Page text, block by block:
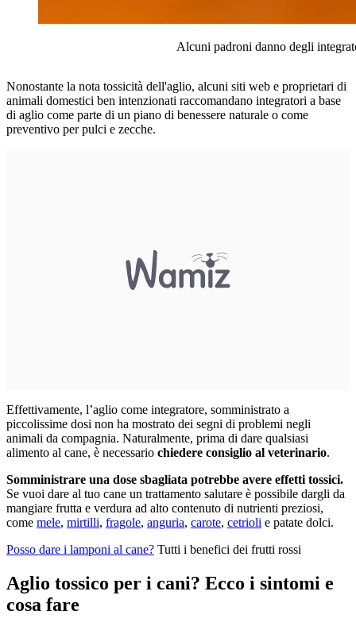
Alcuni padroni danno degli
Nonostante la nota tossicità dell'aglio, alcuni siti web e proprietari di
animali domestici ben intenzionati raccomandano integratori a base
di aglio come parte di un piano di benessere naturale o come
preventivo per pulci e zecche.
Effettivamente, l’aglio come integratore, somministrato a
piccolissime dosi non ha mostrato dei segni di problemi negli
animali da compagnia. Naturalmente, prima di dare qualsiasi
alimento al cane, è necessario chiedere consiglio al veterinario.
Somministrare una dose sbagliata potrebbe avere effetti tossici.
Se vuoi dare al tuo cane un trattamento salutare è possibile dargli da
mangiare frutta e verdura ad alto contenuto di nutrienti preziosi,
come mele, mirtilli, fragole, anguria, carote, cetrioli e patate dolci.
Posso dare i lamponi al cane? Tutti i benefici dei frutti rossi
Aglio tossico per i cani? Ecco i sintomi e
cosa fare